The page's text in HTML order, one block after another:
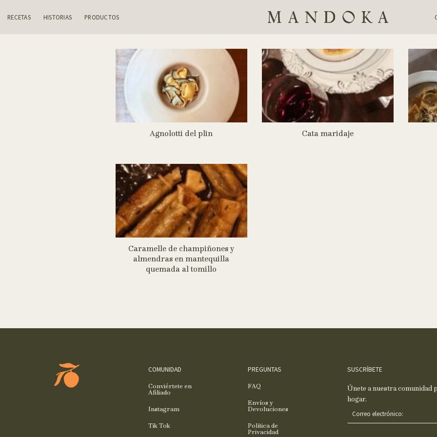
RECETAS HISTORIAS PRODUCTOS
Agnolotti del plin Cata maridaje
Caramelle de champiñones y
almendras en mantequilla
quemada al tomillo
COMUNIDAD
Conviértete en
Afiliado
Instagram
Tik Tok
PREGUNTAS
FAQ
Envíos y
Devoluciones
Política de
Privacidad
SUSCRÍBETE
Únete a nuestra comunidad
hogar.